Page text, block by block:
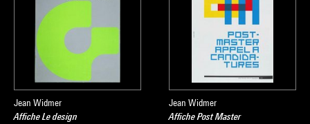
Jean Widmer
Affiche Le design
Jean Widmer
Affiche Post Master